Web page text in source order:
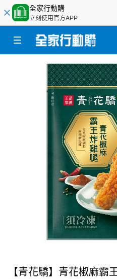
全家行動購
立刻使用官方APP
【青花驕】青花椒麻霸